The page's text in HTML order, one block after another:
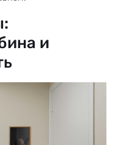
и